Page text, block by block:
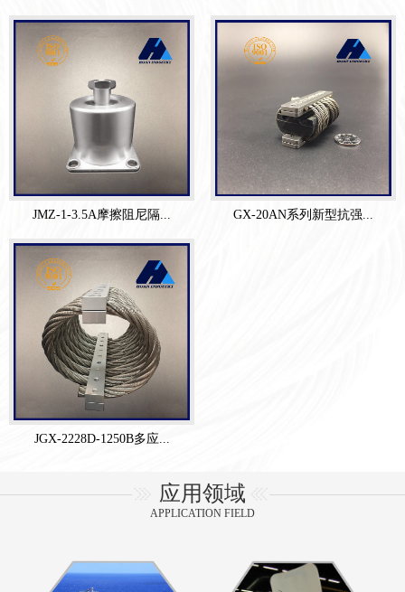
JMZ-1-3.5A摩擦阻尼隔... GX-20AN系列新型抗强...
JGX-2228D-1250B多应...
应用领域
APPLICATION FIELD